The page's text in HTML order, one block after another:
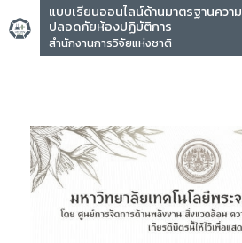
แบบเรียนออนไลน์ด้านมาตรฐานความ
ปลอดภัยห้องปฏิบัติการ
สำนักงานการวิจัยแห่งชาติ